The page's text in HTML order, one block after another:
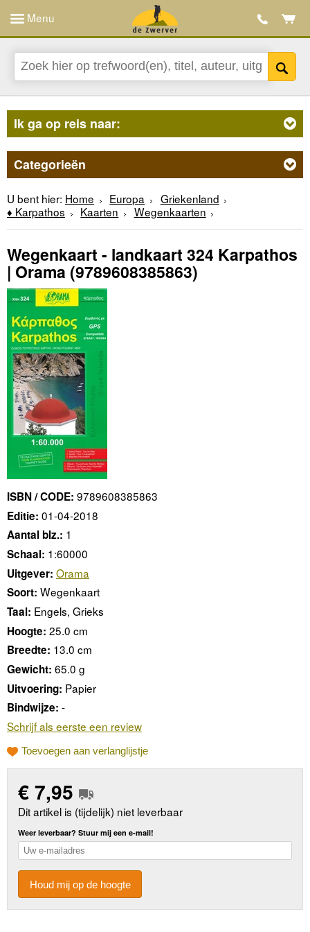
Menu
Ik ga op reis naar:
Categorieën
U bent hier: Home Europa
Griekenland
♦ Karpathos
Kaarten Wegenkaarten
Wegenkaart - landkaart 324 Karpathos
| Orama (9789608385863)
ISBN / CODE: 9789608385863
Editie: 01-04-2018
Aantal blz.: 1
Schaal: 1:60000
Uitgever: Orama
Soort: Wegenkaart
Taal: Engels, Grieks
Hoogte: 25.0 cm
Breedte: 13.0 cm
Gewicht: 65.0 g
Uitvoering: Papier
Bindwijze: -
Schrijf als eerste een review
Toevoegen aan verlanglijstje
€7,95
Dit artikel is (tijdelijk) niet leverbaar
Weer leverbaar? Stuur mij een e-mail!
Houd mij op de hoogte